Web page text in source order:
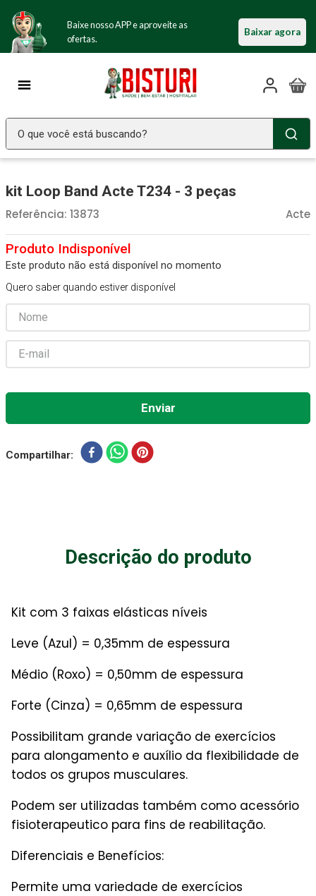
Baixe nosso APP e aproveite as
ofertas.
Baixar agora
O que você está buscando?
kit Loop Band Acte T234 - 3 peças
Acte
Referência: 13873
Este produto não está disponível no momento
Quero saber quando estiver disponível
Compartilhar
Descrição do produto
Kit com 3 faixas elásticas níveis
Leve (Azul) = 0,35mm de espessura
Médio (Roxo) = 0,50mm de espessura
Forte (Cinza) = 0,65mm de espessura
Possibilitam grande variação de exercícios
para alongamento e auxílio da flexibilidade de
todos os grupos musculares.
Podem ser utilizadas também como acessório
fisioterapeutico para fins de reabilitação.
Diferenciais e Benefícios:
Permite uma variedade de exercícios
º Seringa Insulina
2º Fralda Geriatrica
Luva Latex
4º Estetoscopio Littmann
5 º Littmann
6º
7º Gaze Esteril